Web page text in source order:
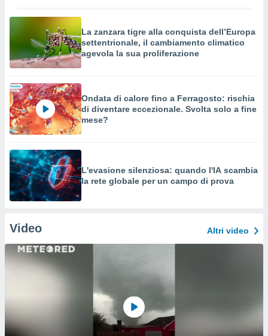
La zanzara tigre alla conquista dell’Europa
settentrionale, il cambiamento climatico
agevola la sua proliferazione
Ondata di calore fino a Ferragosto: rischia
di diventare eccezionale. Svolta solo a fine
mese?
L'evasione silenziosa: quando l'IA scambia
la rete globale per un campo di prova
Video Altri video